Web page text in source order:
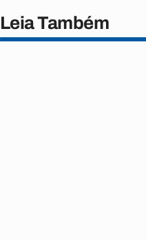
Leia Também